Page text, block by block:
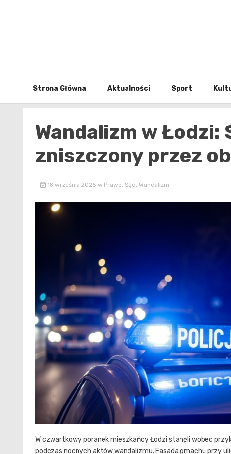
Strona Główna Aktualności Sport
Wandalizm w Łodzi:
zniszczony przez
18 września 2025 w Prawo, Sąd, Wandalizm
W czwartkowy poranek mieszkańcy Łodzi stanęli wobec
podczas nocnych aktów wandalizmu. Fasada gmachu przy